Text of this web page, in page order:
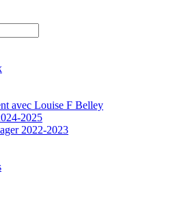
avec Louise F Belley
2025
2022-2023